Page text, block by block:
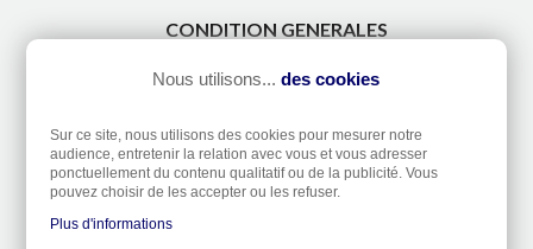
CONDITION GENERALES
A PROPOS
ETANCHÉITÉ DES MONTRES
RÉTRACTATION
Nous utilisons... des cookies
Sur ce site, nous utilisons des cookies pour mesurer notre
audience, entretenir la relation avec vous et vous adresser
ponctuellement du contenu qualitatif ou de la publicité. Vous
pouvez choisir de les accepter ou les refuser.
Plus d'informations